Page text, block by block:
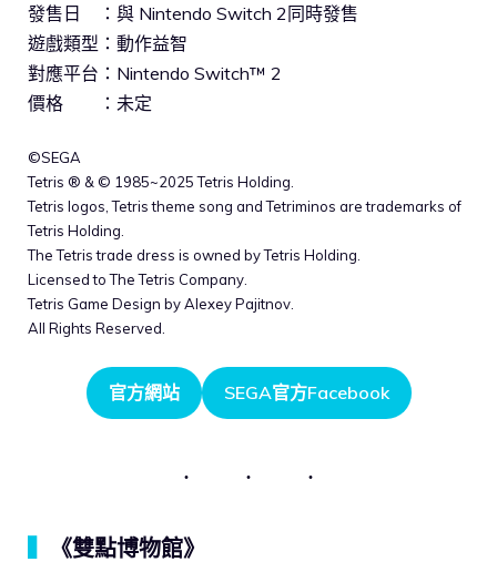
發售日 ：與 Nintendo Switch 2同時發售
遊戲類型：動作益智
對應平台：Nintendo Switch™ 2
價格 ：未定
©SEGA
Tetris ® & © 1985~2025 Tetris Holding.
Tetris logos, Tetris theme song and Tetriminos are trademarks of
Tetris Holding.
The Tetris trade dress is owned by Tetris Holding.
Licensed to The Tetris Company.
Tetris Game Design by Alexey Pajitnov.
All Rights Reserved.
官方網站 SEGA官方Facebook
《雙點博物館》